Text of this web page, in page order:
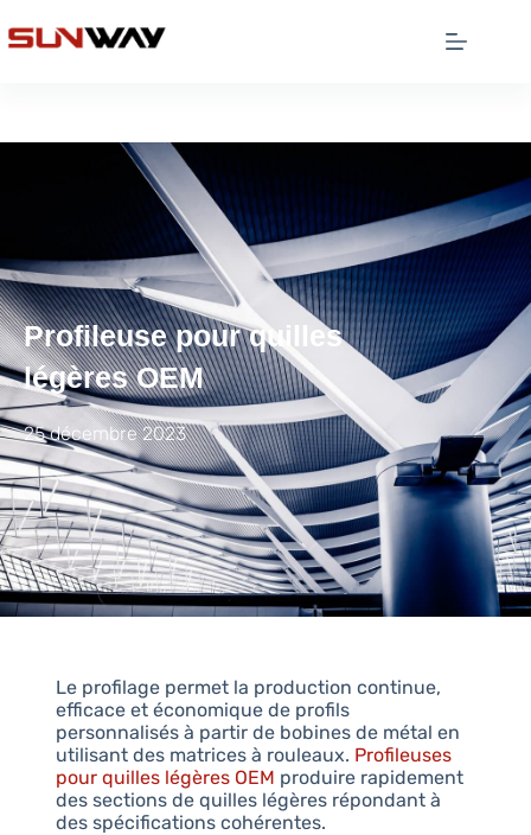
Profileuse pour quilles
légères OEM
25 décembre 2023
Le profilage permet la production continue,
efficace et économique de profils
personnalisés à partir de bobines de métal en
utilisant des matrices à rouleaux. Profileuses
pour quilles légères OEM produire rapidement
des sections de quilles légères répondant à
des spécifications cohérentes.